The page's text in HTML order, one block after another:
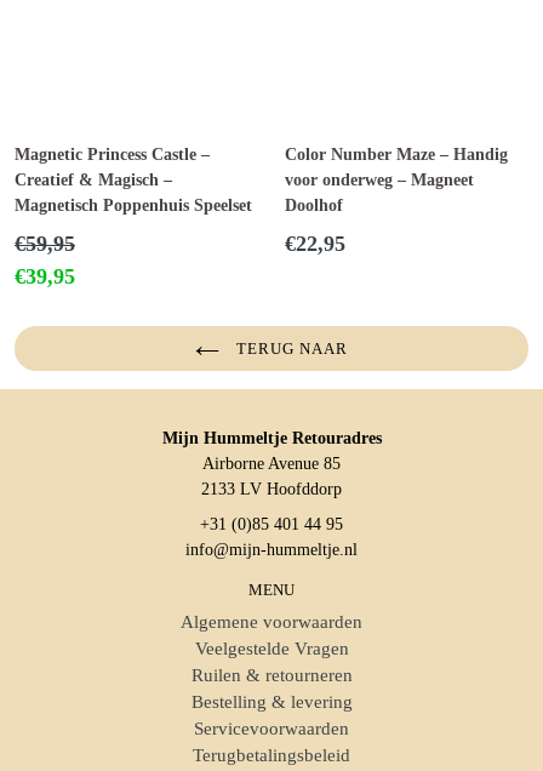
Magnetic Princess Castle –
Creatief & Magisch –
Magnetisch Poppenhuis Speelset
Normale
€59,95
€39,95
Color Number Maze – Handig
voor onderweg – Magneet
Doolhof
Normale
€22,95
TERUG NAAR
Mijn Hummeltje Retouradres
Airborne Avenue 85
2133 LV Hoofddorp
+31 (0)85 401 44 95
info@mijn-hummeltje.nl
MENU
Algemene voorwaarden
Veelgestelde Vragen
Ruilen & retourneren
Bestelling & levering
Servicevoorwaarden
Terugbetalingsbeleid